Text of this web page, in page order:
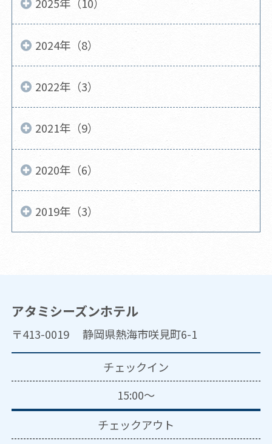
2024年（8）
2022年（3）
2021年（9）
2020年（6）
2019年（3）
アタミシーズンホテル
〒413-0019 静岡県熱海市咲見町6-1
チェックイン
15:00～
チェックアウト